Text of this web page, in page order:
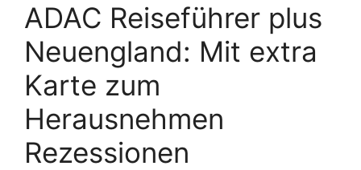
ADAC Reiseführer plus
Neuengland: Mit extra
Karte zum
Herausnehmen
Rezessionen